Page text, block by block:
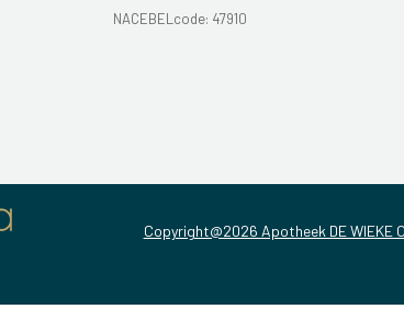
NACEBELcode: 47910
Copyright@2026 Apotheek DE WIEKE